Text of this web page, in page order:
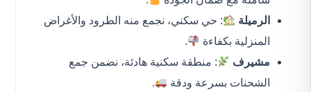
الرميلة
: حي سكني، نجمع منه الطرود والأغراض
المنزلية بكفاءة
.
مشيرف
: منطقة سكنية هادئة، نضمن جمع
الشحنات بسرعة ودقة
.